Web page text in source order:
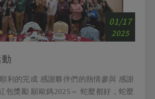
01/17
2025
包獎勵 願歐鎷2025～ 蛇麼都好，蛇麼
，蛇麼都旺。